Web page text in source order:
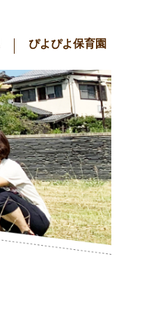
ぴよぴよ保育園